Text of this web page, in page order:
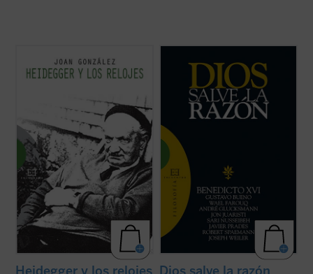
filosofía del siglo XX ha levantado sobre el
tiempo es la famosa tesis de Heidegger
(ver ficha)
naturaleza de Dios» (Manuel II Paleólogo)
Diversos intelectuales de primera línea,
provenientes de diferentes países,
tradiciones religiosas y posiciones
culturales, se dan cita en este ... (ver ficha)